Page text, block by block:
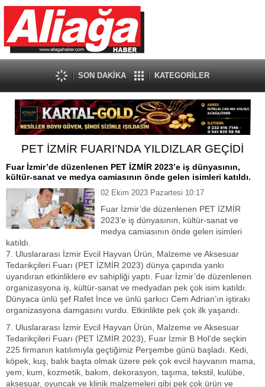
SON DAKİKA KATEGORİLER
PET İZMİR FUARI’NDA YILDIZLAR GEÇİDİ
Fuar İzmir’de düzenlenen PET İZMİR 2023’e iş dünyasının,
kültür-sanat ve medya camiasının önde gelen isimleri katıldı.
02 Ekim 2023 Pazartesi 10:17
Fuar İzmir’de düzenlenen PET İZMİR
2023’e iş dünyasının, kültür-sanat ve
medya camiasının önde gelen isimleri
katıldı.
7. Uluslararası İzmir Evcil Hayvan Ürün, Malzeme ve Aksesuar
Tedarikçileri Fuarı (PET İZMİR 2023) dünya çapında yankı
uyandıran etkinliklere ev sahipliği yaptı. Fuar İzmir’de düzenlenen
organizasyona iş, kültür-sanat ve medyadan pek çok isim katıldı.
Dünyaca ünlü şef Rafet İnce ve ünlü şarkıcı Cem Adrian’ın iştirakı
organizasyona damgasını vurdu. Etkinlikte pek çok ilk yaşandı.
7. Uluslararası İzmir Evcil Hayvan Ürün, Malzeme ve Aksesuar
Tedarikçileri Fuarı (PET İZMİR 2023), Fuar İzmir B Hol’de seçkin
225 firmanın katılımıyla geçtiğimiz Perşembe günü başladı. Kedi,
köpek, kuş, balık başta olmak üzere pek çok evcil hayvanın mama,
yem, kum, kozmetik, bakım, dekorasyon, taşıma, tekstil, kulübe,
aksesuar, oyuncak ve klinik malzemeleri gibi pek çok ürün ve